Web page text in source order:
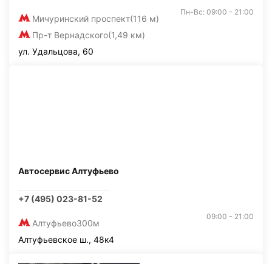
Мичуринский проспект(116 м)
Пр-т Вернадского(1,49 км)
Пн-Вс: 09:00 - 21:00
ул. Удальцова, 60
Автосервис Алтуфьево
+7 (495) 023-81-52
Алтуфьево300м
09:00 - 21:00
Алтуфьевское ш., 48к4